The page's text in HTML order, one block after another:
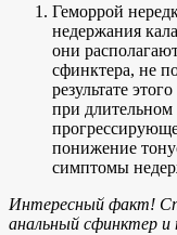
Геморрой
недержания
они
сфинктера, не
результате
при длительном
понижение
симптомы
Интересный факт!
анальный сфинктер